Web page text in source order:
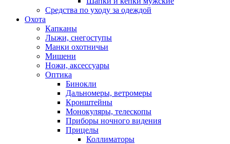
Средства по уходу за одеждой
Охота
Капканы
Лыжи, снегоступы
Манки охотничьи
Мишени
Ножи, аксессуары
Оптика
Бинокли
Дальномеры, ветромеры
Кронштейны
Монокуляры, телескопы
Приборы ночного видения
Прицелы
Коллиматоры